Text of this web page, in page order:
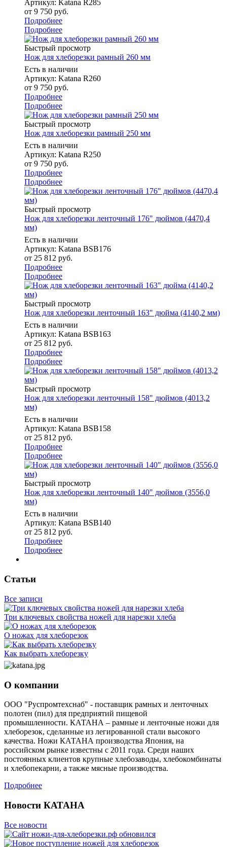
Артикул: Katana R285
от 9 750 руб.
Подробнее
Подробнее
Быстрый просмотр
Нож для хлеборезки рамный 260 мм
Есть в наличии
Артикул: Katana R260
от 9 750 руб.
Подробнее
Подробнее
Быстрый просмотр
Нож для хлеборезки рамный 250 мм
Есть в наличии
Артикул: Katana R250
от 9 750 руб.
Подробнее
Подробнее
Быстрый просмотр
Нож для хлеборезки ленточный 176" дюймов (4470,4
мм)
Есть в наличии
Артикул: Katana BSB176
от 25 812 руб.
Подробнее
Подробнее
Быстрый просмотр
Нож для хлеборезки ленточный 163" дюйма (4140,2 мм)
Есть в наличии
Артикул: Katana BSB163
от 25 812 руб.
Подробнее
Подробнее
Быстрый просмотр
Нож для хлеборезки ленточный 158" дюймов (4013,2
мм)
Есть в наличии
Артикул: Katana BSB158
от 25 812 руб.
Подробнее
Подробнее
Быстрый просмотр
Нож для хлеборезки ленточный 140" дюймов (3556,0
мм)
Есть в наличии
Артикул: Katana BSB140
от 25 812 руб.
Подробнее
Подробнее
Статьи
Все записи
Три ключевых свойства ножей для нарезки хлеба
О ножах для хлеборезок
Как выбрать хлеборезку
О компании
ООО "Руспромтехснаб" - поставщик рамных и ленточных
полотен (пил) для предприятий пищевой
промышленности. КАТАНА – рамные и ленточные ножи для
хлеборезок, сделанные из легированной стали высокого
качества. Ножи КАТАНА производства Япония, на
российском рынке известны с 2011 года. Среди наших
постоянных клиентов крупные хлебозаводы, хлебокомбинаты
и хлебопекарни, а также мясные производства.
Подробнее
Новости КАТАНА
Все новости